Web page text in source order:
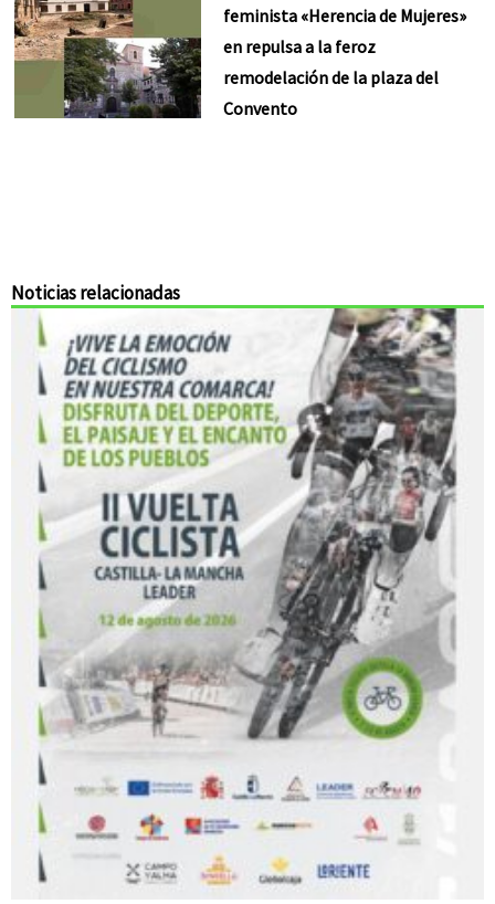
feminista «Herencia de Mujeres»
en repulsa a la feroz
remodelación de la plaza del
Convento
Noticias relacionadas